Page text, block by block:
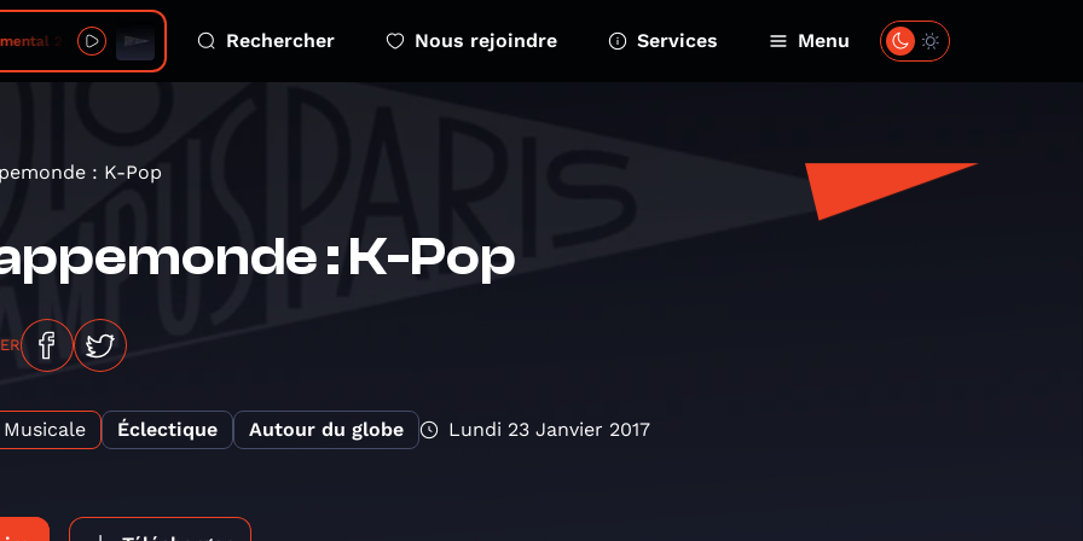
08 07 05 richard rouxel hopitaux et soins psychiatrique 24
Rechercher Nous rejoindre Services Menu
: K-Pop
: K-Pop
Musicale Éclectique Autour du globe Lundi 23 Janvier 2017